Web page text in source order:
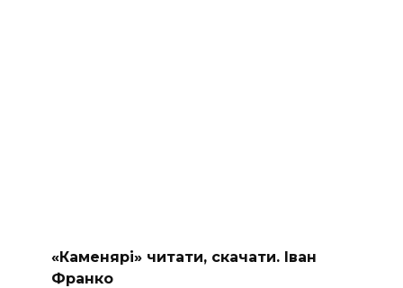
«Каменярі» читати, скачати. Іван
Франко